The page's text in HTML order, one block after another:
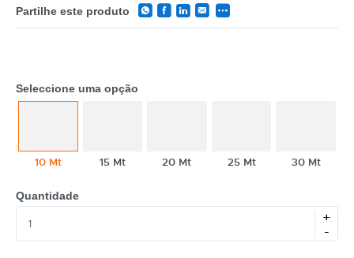
Partilhe este produto
Seleccione uma opção
10 Mt 15 Mt 20 Mt 25 Mt 30 Mt
Quantidade
+
-
MODELO